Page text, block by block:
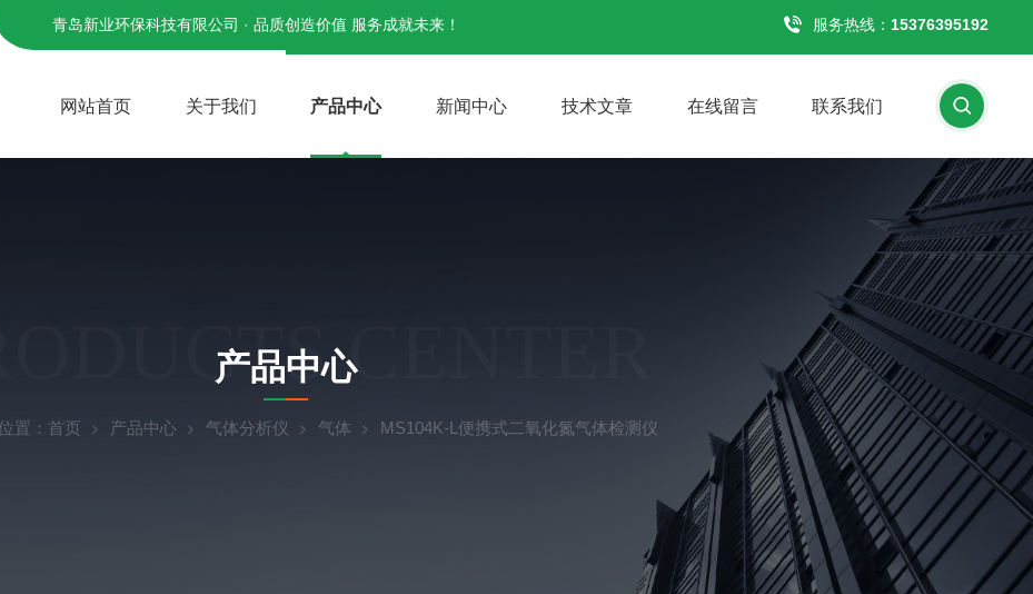
青岛新业环保科技有限公司 · 品质创造价值 服务成就未来！ 服务热线： 15376395192
网站首页 关于我们 产品中心 新闻中心 技术文章 在线留言 联系我们
CENTER
产品中心
置： 首页 产品中心 气体分析仪 气体 MS104K-L便携式二氧化氮气体检测仪